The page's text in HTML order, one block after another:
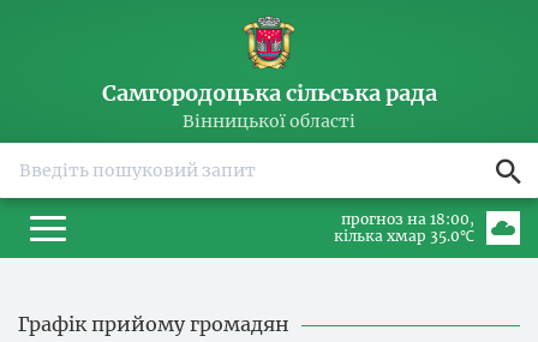
Самгородоцька сільська рада
Вінницької області
прогноз на 18:00
кілька хмар 35.0℃
Графік прийому громадян